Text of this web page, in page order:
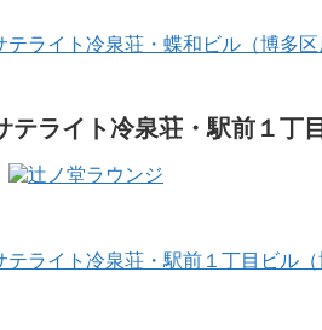
テライト冷泉荘・蝶和ビル（博多
テライト冷泉荘・駅前１丁
テライト冷泉荘・駅前１丁目ビル